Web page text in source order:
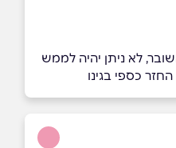
לא ניתן יהיה לממש
החזר כספי בגינו